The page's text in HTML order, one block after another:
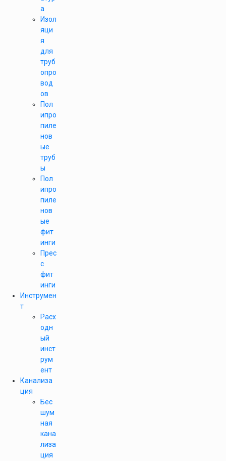
а
Изол
яци
я
для
труб
опро
вод
ов
Пол
ипро
пиле
нов
ые
труб
ы
Пол
ипро
пиле
нов
ые
фит
инги
Прес
с
фит
инги
Инструмен
т
Расх
одн
ый
инст
рум
ент
Канализа
ция
Бес
шум
ная
кана
лиза
ция